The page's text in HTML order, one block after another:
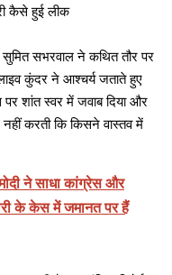
कैसे हुई लीक
सुमित सभरवाल ने कथित तौर पर
कुंदर ने आश्चर्य जताते हुए
शांत स्वर में जवाब दिया और
नहीं करती कि किसने वास्तव में
ने साधा कांग्रेस और
के केस में जमानत पर हैं